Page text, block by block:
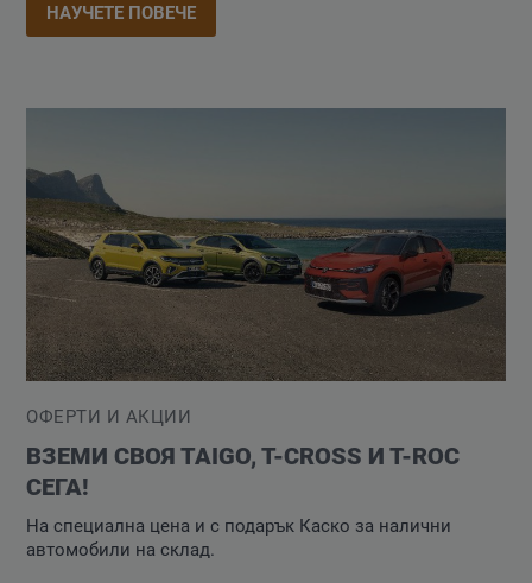
НАУЧЕТЕ ПОВЕЧЕ
ОФЕРТИ И АКЦИИ
ВЗЕМИ СВОЯ TAIGO, T-CROSS И Т-ROC
СЕГА!
На специална цена и с подарък Каско за налични
автомобили на склад.